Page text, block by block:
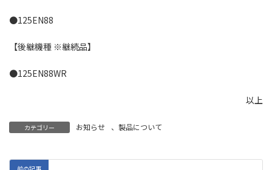
●125EN88
【後継機種 ※継続品】
●125EN88WR
以上
カテゴリー お知らせ 、 製品について